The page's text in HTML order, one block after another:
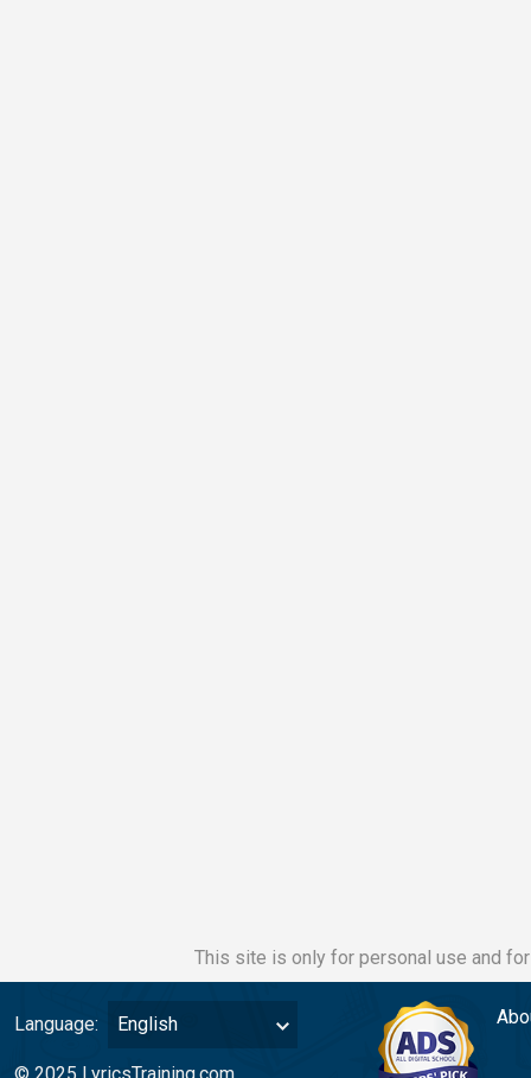
This site is only for personal use and
Language: English